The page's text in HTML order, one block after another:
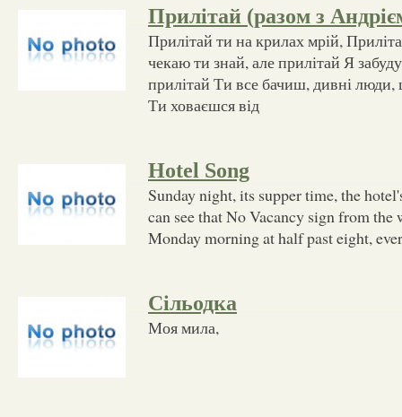
Прилітай (разом з
Прилітай ти на крилах мрій,
чекаю ти знай, але прилітай Я
прилітай Ти все бачиш, дивні люди,
Ти ховаєшся від
Hotel Song
Sunday night, its supper time, the
can see that No Vacancy sign from
Monday morning at half past eight,
Сільодка
Моя мила,